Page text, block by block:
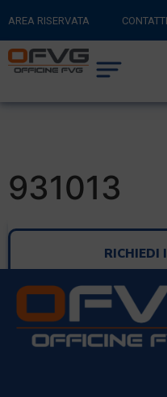
AREA RISERVATA CONTATTI
RITORNA AL SITO
CARRELLO
931013
RICHIEDI